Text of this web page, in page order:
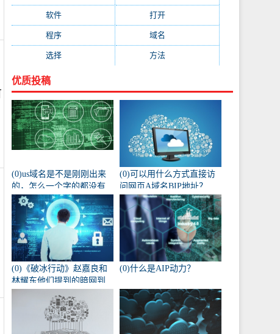
软件(419) 打开
程序(387) 域名
选择(333) 方法
优质投稿
(0)us域名是不是刚刚出来
的，怎么一个字的都没有
人注册阿？
(0)可以用什么方式直接访
问网页A域名BIP地址？
(0)《破冰行动》赵嘉良和
林耀东他们提到的暗网到
(0)什么是AIP动力？